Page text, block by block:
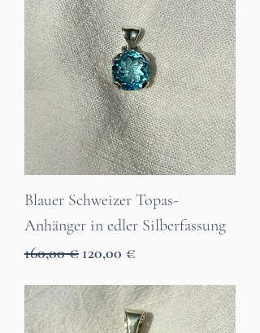
Blauer Schweizer Topas-
Anhänger in edler Silberfassung
Standardpreis
160,00 € Sale-Preis
120,00 €